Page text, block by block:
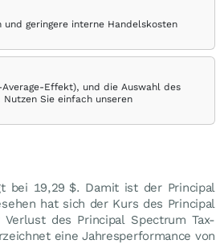
geringere interne Handelskosten
Effekt), und die Auswahl des
Sie einfach unseren
bei 19,29 $. Damit ist der Principal
hat sich der Kurs des Principal
des Principal Spectrum Tax-
eine Jahresperformance von